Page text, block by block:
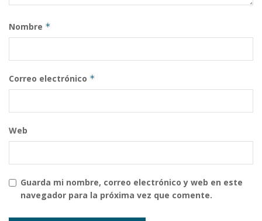
Nombre *
Correo electrónico *
Web
Guarda mi nombre, correo electrónico y web en este
navegador para la próxima vez que comente.